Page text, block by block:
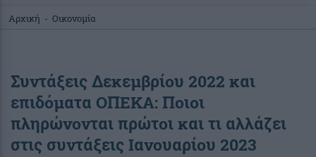
Αρχική - Οικονομία
Συντάξεις Δεκεμβρίου 2022 και
επιδόματα ΟΠΕΚΑ: Ποιοι
πληρώνονται πρώτοι και τι αλλάζει
στις συντάξεις Ιανουαρίου 2023